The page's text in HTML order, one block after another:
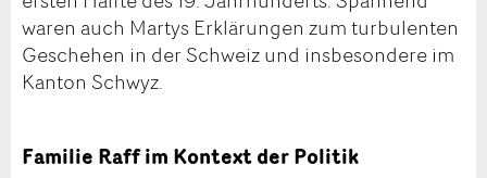
waren auch Martys Erklärungen zum turbulenten
Geschehen in der Schweiz und insbesondere im
Kanton Schwyz.
Familie Raff im Kontext der Politik